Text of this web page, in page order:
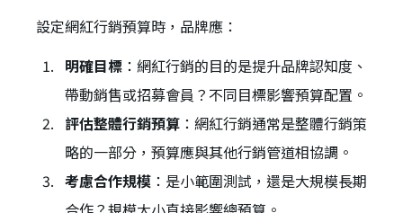
設定網紅行銷預算時，品牌應：
明確目標 ：網紅行銷的目的是提升品牌認知度、
帶動銷售或招募會員？不同目標影響預算配置。
評估整體行銷預算 ：網紅行銷通常是整體行銷策
略的一部分，預算應與其他行銷管道相協調。
考慮合作規模 ：是小範圍測試，還是大規模長期